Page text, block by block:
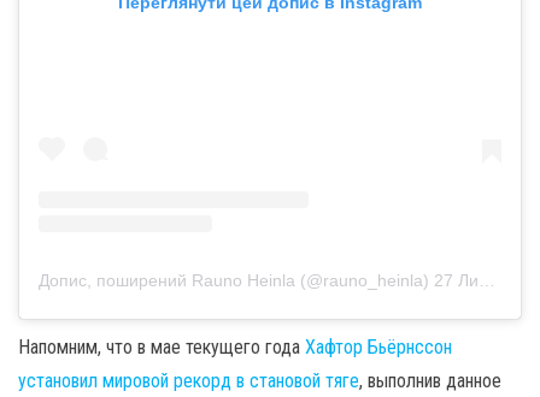
Допис, поширений Rauno Heinla (@rauno_heinla) 27 Лип 2020 р. о 9:35 PDT
Напомним, что в мае текущего года Хафтор Бьёрнссон
установил мировой рекорд в становой тяге, выполнив данное